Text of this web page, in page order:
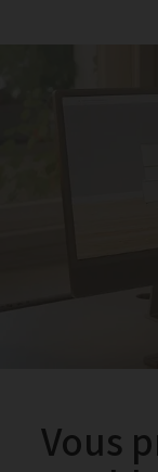
Vous